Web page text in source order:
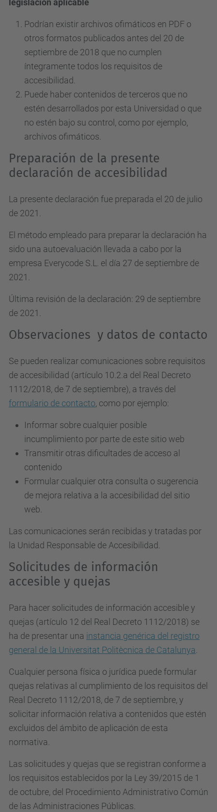
legislación aplicable
Podrían existir archivos ofimáticos en PDF o
otros formatos publicados antes del 20 de
septiembre de 2018 que no cumplen
íntegramente todos los requisitos de
accesibilidad.
Puede haber contenidos de terceros que no
estén desarrollados por esta Universidad o que
no estén bajo su control, como por ejemplo,
archivos ofimáticos.
Preparación de la presente
declaración de accesibilidad
La presente declaración fue preparada el 20 de julio
de 2021.
El método empleado para preparar la declaración ha
sido una autoevaluación llevada a cabo por la
empresa Everycode S.L. el día 27 de septiembre de
2021.
Última revisión de la declaración: 29 de septiembre
de 2021.
Observaciones y datos de contacto
Se pueden realizar comunicaciones sobre requisitos
de accesibilidad (artículo 10.2.a del Real Decreto
1112/2018, de 7 de septiembre), a través del
formulario de contacto, como por ejemplo:
Informar sobre cualquier posible
incumplimiento por parte de este sitio web
Transmitir otras dificultades de acceso al
contenido
Formular cualquier otra consulta o sugerencia
de mejora relativa a la accesibilidad del sitio
web.
Las comunicaciones serán recibidas y tratadas por
la Unidad Responsable de Accesibilidad.
Solicitudes de información
accesible y quejas
Para hacer solicitudes de información accesible y
quejas (artículo 12 del Real Decreto 1112/2018) se
ha de presentar una instancia genérica del registro
general de la Universitat Politècnica de Catalunya
Cualquier persona física o jurídica puede formular
quejas relativas al cumplimiento de los requisitos del
Real Decreto 1112/2018, de 7 de septiembre, y
solicitar información relativa a contenidos que estén
excluidos del ámbito de aplicación de esta
normativa.
Las solicitudes y quejas que se registran conforme a
los requisitos establecidos por la Ley 39/2015 de 1
de octubre, del Procedimiento Administrativo Común
de las Administraciones Públicas.